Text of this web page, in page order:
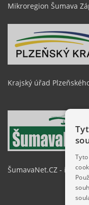
Mikroregion Šumava
Krajský úřad
ŠumavaNet.CZ -